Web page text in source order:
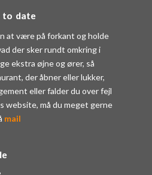
to date
at være på forkant og holde
der sker rundt omkring i
ekstra øjne og ører, så
der åbner eller lukker,
eller falder du over fejl
website, må du meget gerne
mail